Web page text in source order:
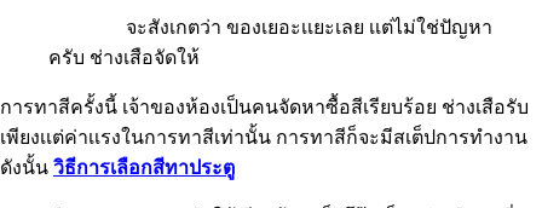
จะสังเกตว่า ของเยอะเเยะเลย เเต่ไม่ใช่ปัญหา
ครับ ช่างเสือจัดให้
การทาสีครั้งนี้ เจ้าของห้องเป็นคนจัดหาซื้อสีเรียบร้อย ช่างเสือรับ
เพียงเเต่ค่าเเรงในการทาสีเท่านั้น การทาสีก็จะมีสเต็ปการทำงาน
ดังนั้น วิธีการเลือกสีทาประตู